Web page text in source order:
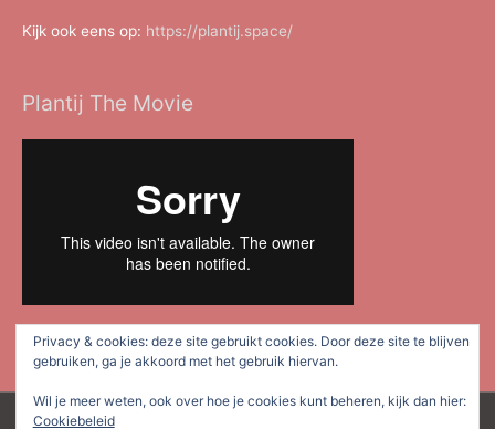
Kijk ook eens op: https://plantij.space/
Plantij The Movie
Privacy & cookies: deze site gebruikt cookies. Door deze site te blijven
gebruiken, ga je akkoord met het gebruik hiervan.
Wil je meer weten, ook over hoe je cookies kunt beheren, kijk dan hier:
Cookiebeleid